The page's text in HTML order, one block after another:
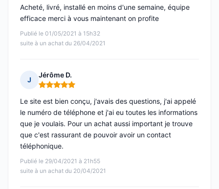
Publié le 01/05/2021 à 15h32
suite à un achat du 26/04/2021
Acheté, livré, installé en moins d'une semaine, équipe
efficace merci à vous maintenant on profite
J
Jérôme D.
Note : 5 sur 5
Publié le 29/04/2021 à 21h55
suite à un achat du 20/04/2021
Le site est bien conçu, j'avais des questions, j'ai appelé
le numéro de téléphone et j'ai eu toutes les informations
que je voulais. Pour un achat aussi important je trouve
que c'est rassurant de pouvoir avoir un contact
téléphonique.